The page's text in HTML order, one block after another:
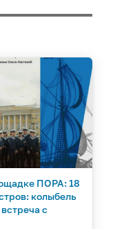
ПОРА: 18
колыбель
с